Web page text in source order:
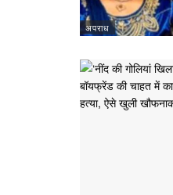
अपराध